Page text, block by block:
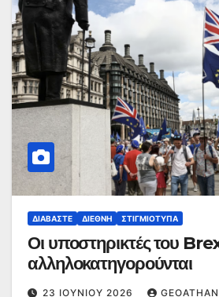
ΔΙΑΒΆΣΤΕ ΔΙΕΘΝΉ ΣΤΙΓΜΙΌΤΥΠΑ
Οι υποστηρικτές του
αλληλοκατηγορούνται
23 ΙΟΥΝΊΟΥ 2026